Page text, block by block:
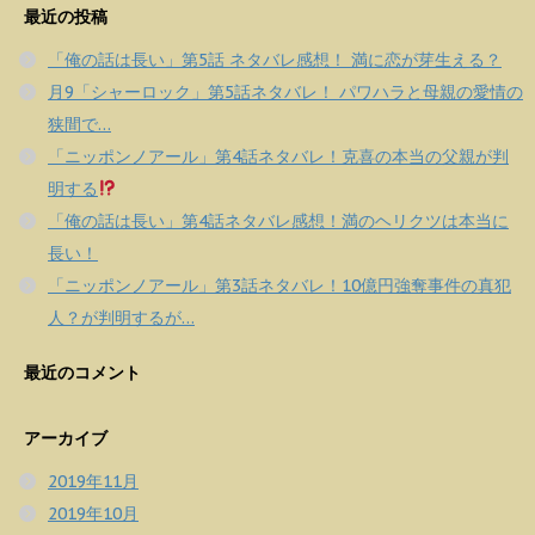
最近の投稿
「俺の話は長い」第5話 ネタバレ感想！ 満に恋が芽生える？
月9「シャーロック」第5話ネタバレ！ パワハラと母親の愛情の
狭間で…
「ニッポンノアール」第4話ネタバレ！克喜の本当の父親が判
明する
「俺の話は長い」第4話ネタバレ感想！満のヘリクツは本当に
長い！
「ニッポンノアール」第3話ネタバレ！10億円強奪事件の真犯
人？が判明するが…
最近のコメント
アーカイブ
2019年11月
2019年10月